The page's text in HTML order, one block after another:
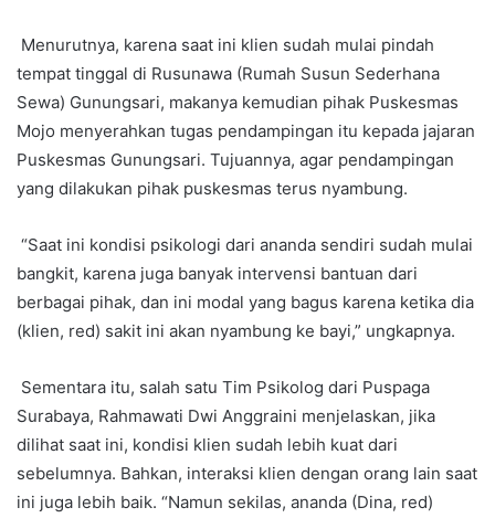
Menurutnya, karena saat ini klien sudah mulai pindah
tempat tinggal di Rusunawa (Rumah Susun Sederhana
Sewa) Gunungsari, makanya kemudian pihak Puskesmas
Mojo menyerahkan tugas pendampingan itu kepada jajaran
Puskesmas Gunungsari. Tujuannya, agar pendampingan
yang dilakukan pihak puskesmas terus nyambung.
“Saat ini kondisi psikologi dari ananda sendiri sudah mulai
bangkit, karena juga banyak intervensi bantuan dari
berbagai pihak, dan ini modal yang bagus karena ketika dia
(klien, red) sakit ini akan nyambung ke bayi,” ungkapnya.
Sementara itu, salah satu Tim Psikolog dari Puspaga
Surabaya, Rahmawati Dwi Anggraini menjelaskan, jika
dilihat saat ini, kondisi klien sudah lebih kuat dari
sebelumnya. Bahkan, interaksi klien dengan orang lain saat
ini juga lebih baik. “Namun sekilas, ananda (Dina, red)